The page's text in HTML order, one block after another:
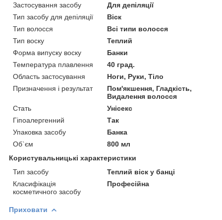
Застосування засобу
Для депіляції
Тип засобу для депіляції
Віск
Тип волосся
Всі типи волосся
Тип воску
Теплий
Форма випуску воску
Банки
Температура плавлення
40 град.
Область застосування
Ноги, Руки, Тіло
Призначення і результат
Пом'якшення, Гладкість,
Видалення волосся
Стать
Унісекс
Гіпоалергенний
Так
Упаковка засобу
Банка
Об`єм
800 мл
Користувальницькі характеристики
Тип засобу
Теплий віск у банці
Класифікація
косметичного засобу
Професійна
Приховати